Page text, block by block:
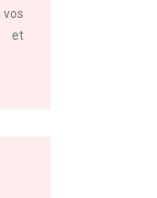
vos
et